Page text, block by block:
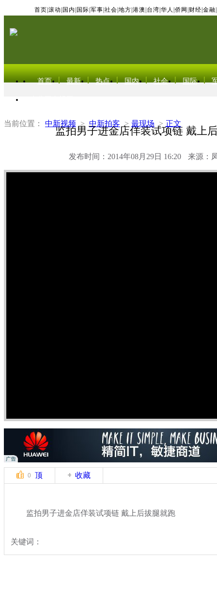
首页 滚动 国内 国际 军事 社会 地方 港澳 台湾 华人 侨网 财经 金融
首页 最新 热点 国内 社会 国际
当前位置： 中新视频 > 中新拍客 > 最现场 > 正文
监拍男子进金店佯装试项链 戴上
发布时间：2014年08月29日 16:20 来源：
0 顶 收藏
监拍男子进金店佯装试项链 戴上后拔腿就跑
关键词：